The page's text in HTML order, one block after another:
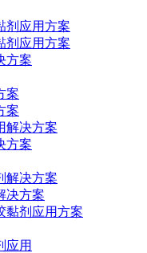
剂应用方案
剂应用方案
方案
案
案
解决方案
方案
解决方案
决方案
黏剂应用方案
应用